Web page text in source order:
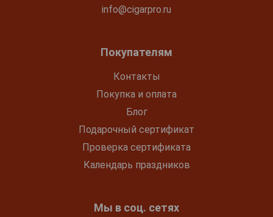
info@cigarpro.ru
Покупателям
Контакты
Покупка и оплата
Блог
Подарочный сертификат
Проверка сертификата
Календарь праздников
Мы в соц. сетях